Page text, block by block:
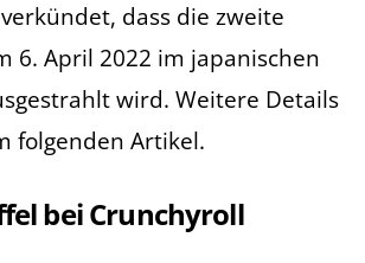
dass die zweite
6. April 2022 im japanischen
wird. Weitere Details
folgenden Artikel.
bei Crunchyroll